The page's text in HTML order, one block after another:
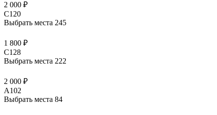
2 000 ₽
C120
Выбрать места 245
1 800 ₽
C128
Выбрать места 222
2 000 ₽
A102
Выбрать места 84